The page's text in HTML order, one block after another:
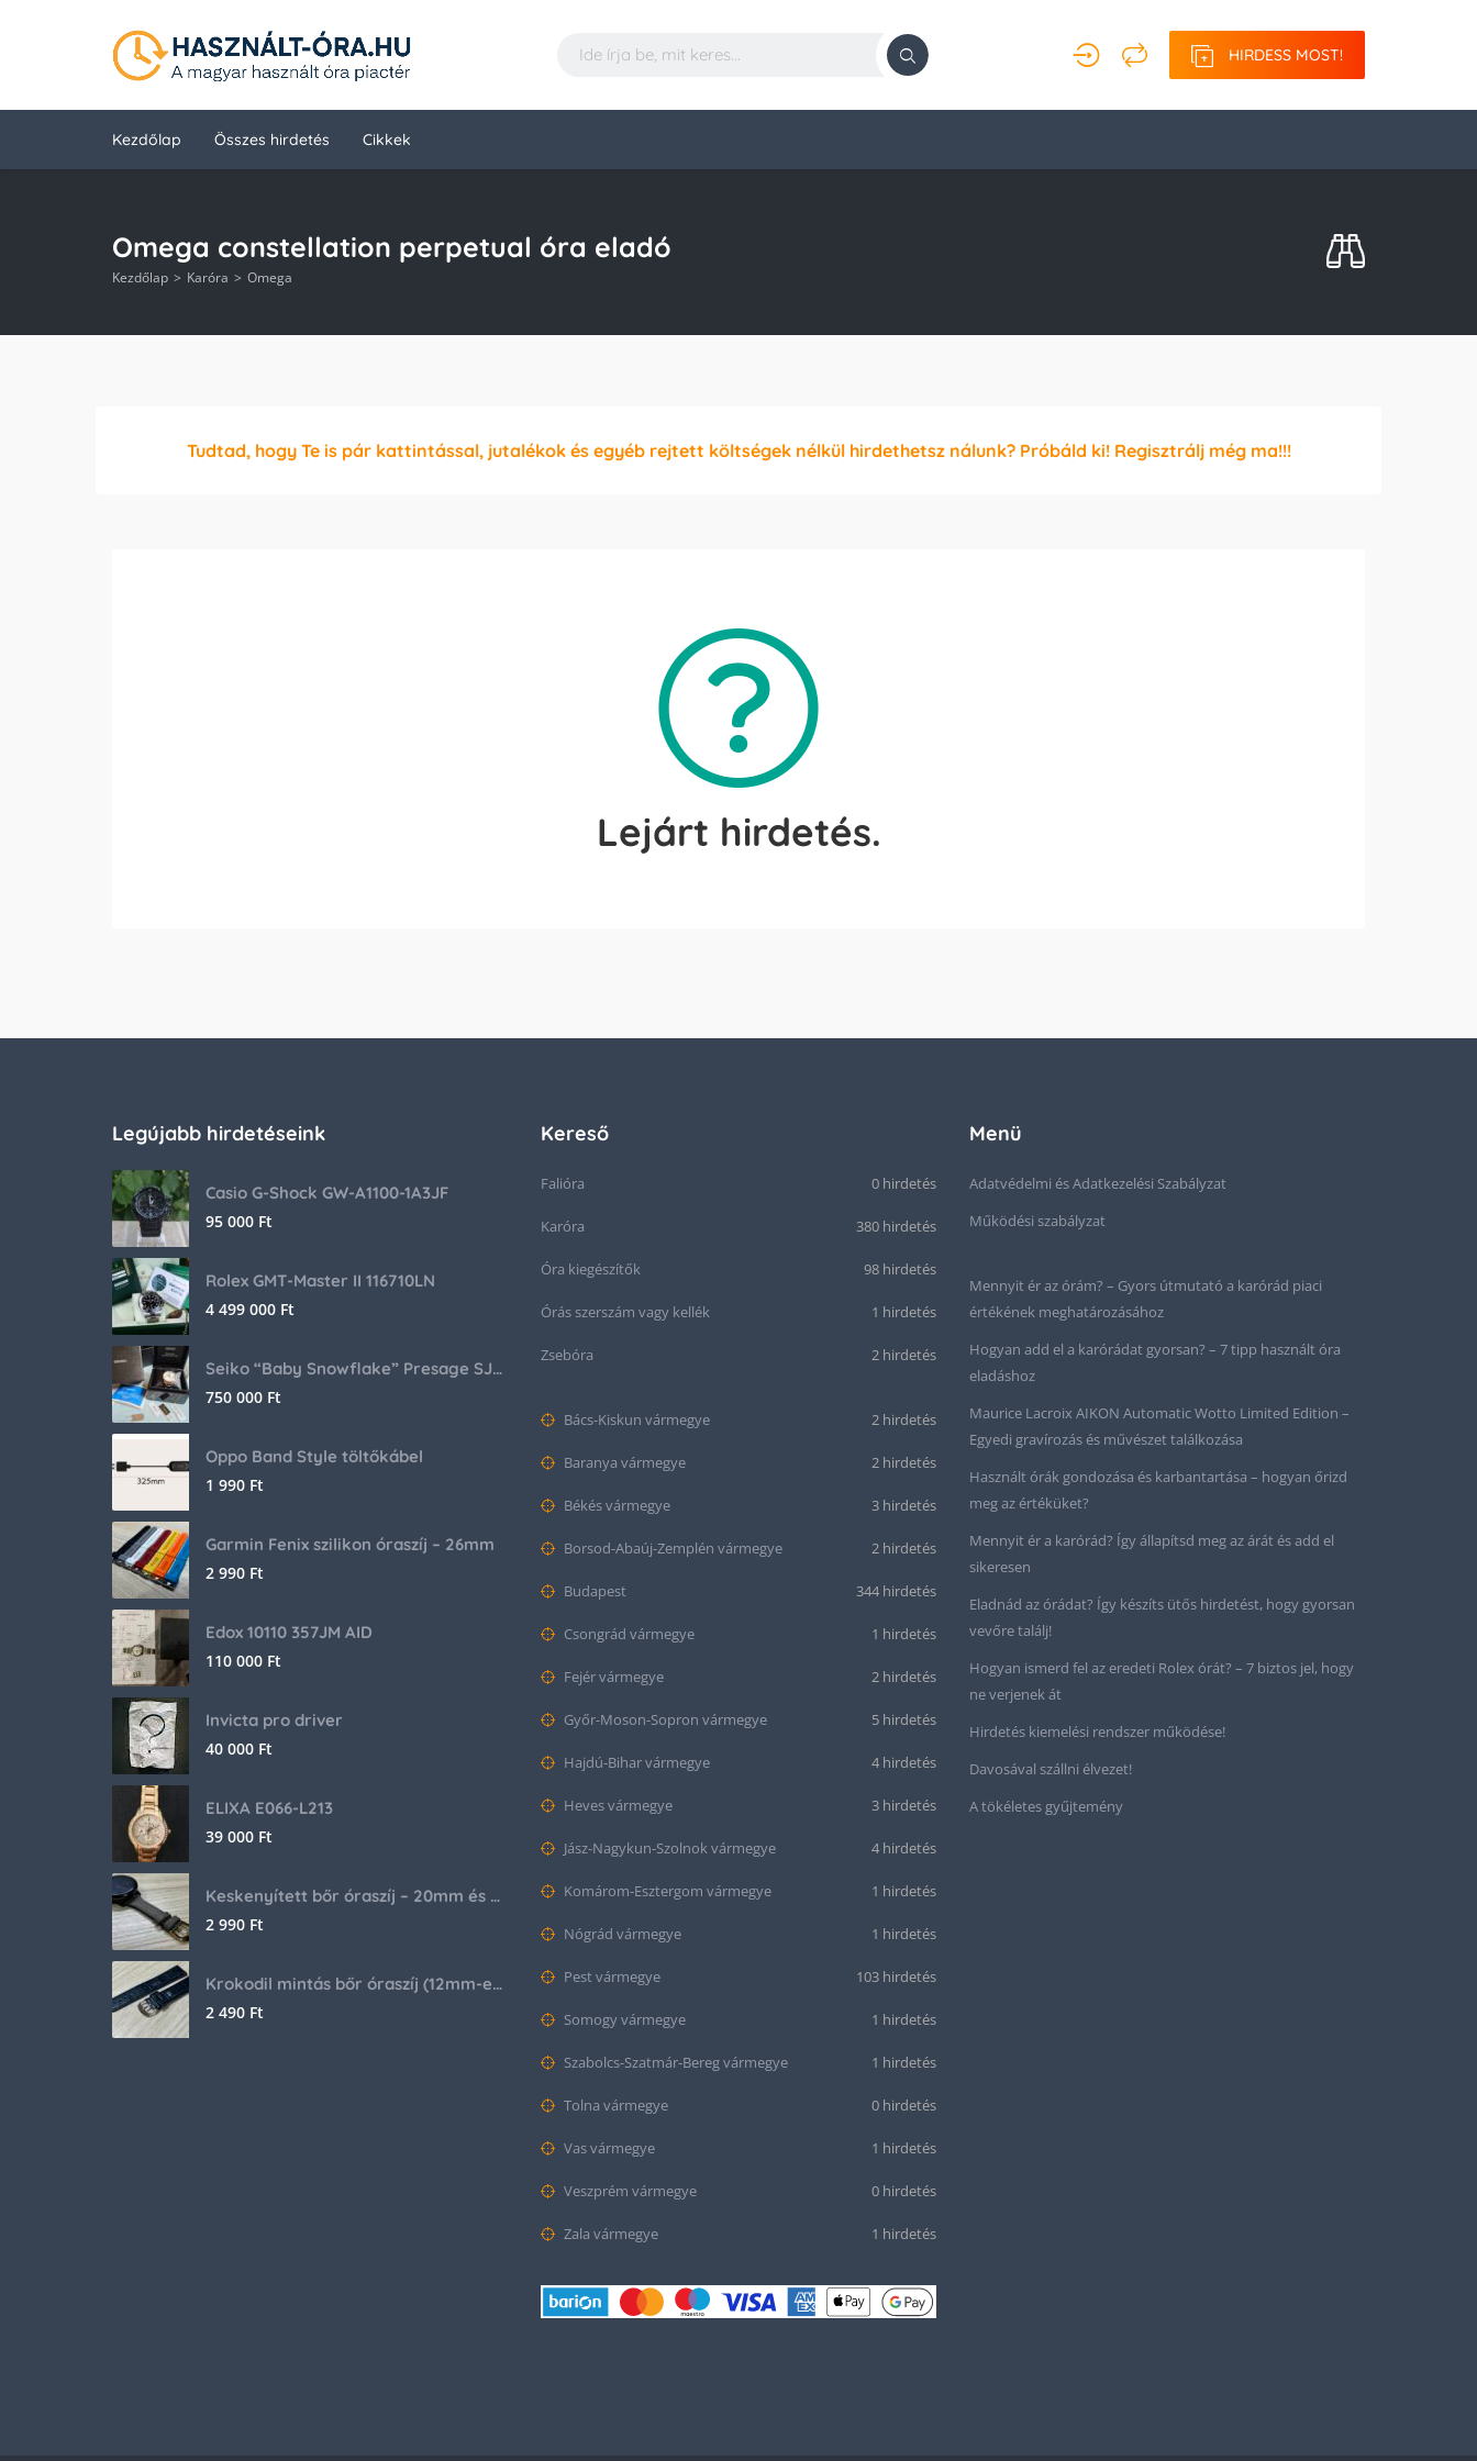
HIRDESS MOST!
Kezdőlap Összes hirdetés Cikkek
Omega constellation perpetual óra eladó
Kezdőlap Karóra Omega
Tudtad, hogy Te is pár kattintással, jutalékok és egyéb rejtett költségek nélkül hirdethetsz nálunk? Próbáld ki! Regisztrálj még ma!!!
Lejárt hirdetés.
Legújabb hirdetéseink
Casio G-Shock GW-A1100-1A3JF
95 000 Ft
Rolex GMT-Master II 116710LN
4 499 000 Ft
Seiko “Baby Snowflake” Presage SJE073J1/SARA015 Limited Edition
750 000 Ft
Oppo Band Style töltőkábel
1 990 Ft
Garmin Fenix szilikon óraszíj – 26mm
2 990 Ft
Edox 10110 357JM AID
110 000 Ft
Invicta pro driver
40 000 Ft
ELIXA E066-L213
39 000 Ft
Keskenyített bőr óraszíj – 20mm és 22mm méretben
2 990 Ft
Krokodil mintás bőr óraszíj (12mm-es befogóval rendelkező órához)
2 490 Ft
Kereső
Falióra 0 hirdetés
Karóra 380 hirdetés
Óra kiegészítők 98 hirdetés
Órás szerszám vagy kellék 1 hirdetés
Zsebóra 2 hirdetés
Bács-Kiskun vármegye 2 hirdetés
Baranya vármegye 2 hirdetés
Békés vármegye 3 hirdetés
Borsod-Abaúj-Zemplén vármegye 2 hirdetés
Budapest 344 hirdetés
Csongrád vármegye 1 hirdetés
Fejér vármegye 2 hirdetés
Győr-Moson-Sopron vármegye 5 hirdetés
Hajdú-Bihar vármegye 4 hirdetés
Heves vármegye 3 hirdetés
Jász-Nagykun-Szolnok vármegye 4 hirdetés
Komárom-Esztergom vármegye 1 hirdetés
Nógrád vármegye 1 hirdetés
Pest vármegye 103 hirdetés
Somogy vármegye 1 hirdetés
Szabolcs-Szatmár-Bereg vármegye 1 hirdetés
Tolna vármegye 0 hirdetés
Vas vármegye 1 hirdetés
Veszprém vármegye 0 hirdetés
Zala vármegye 1 hirdetés
Menü
Adatvédelmi és Adatkezelési Szabályzat
Működési szabályzat
Mennyit ér az órám? – Gyors útmutató a karórád piaci
értékének meghatározásához
Hogyan add el a karórádat gyorsan? – 7 tipp használt óra
eladáshoz
Maurice Lacroix AIKON Automatic Wotto Limited Edition –
Egyedi gravírozás és művészet találkozása
Használt órák gondozása és karbantartása – hogyan őrizd
meg az értéküket?
Mennyit ér a karórád? Így állapítsd meg az árát és add el
sikeresen
Eladnád az órádat? Így készíts ütős hirdetést, hogy gyorsan
vevőre találj!
Hogyan ismerd fel az eredeti Rolex órát? – 7 biztos jel, hogy
ne verjenek át
Hirdetés kiemelési rendszer működése!
Davosával szállni élvezet!
A tökéletes gyűjtemény